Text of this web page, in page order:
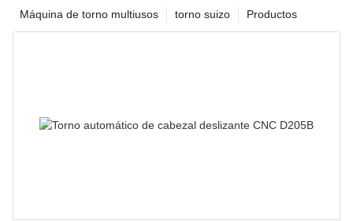
Productos
torno suizo
Máquina de torno multiusos